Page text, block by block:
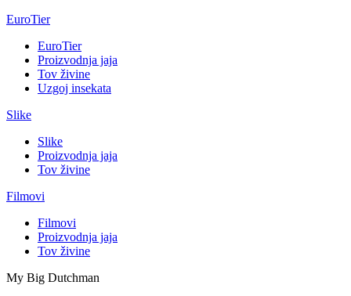
EuroTier
EuroTier
Proizvodnja jaja
Tov živine
Uzgoj insekata
Slike
Slike
Proizvodnja jaja
Tov živine
Filmovi
Filmovi
Proizvodnja jaja
Tov živine
My Big Dutchman